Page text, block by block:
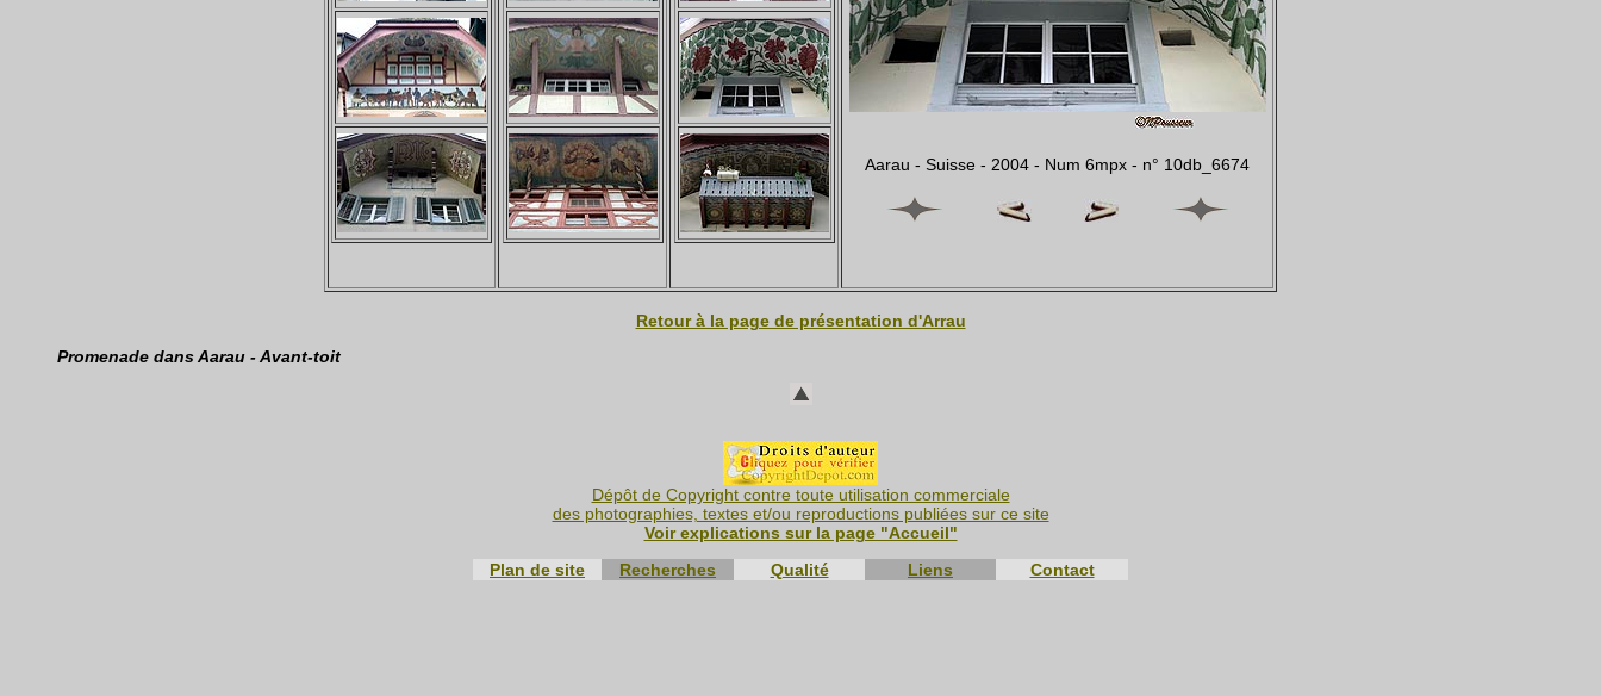
Aarau - Suisse - 2004 - Num 6mpx - n° 10db_6674
Retour à la page de présentation d'Arrau
Promenade dans Aarau - Avant-toit
Dépôt de Copyright contre toute utilisation commerciale
des photographies, textes et/ou reproductions publiées sur ce site
Voir explications sur la page "Accueil"
Plan de site
Recherches Qualité Liens Contact